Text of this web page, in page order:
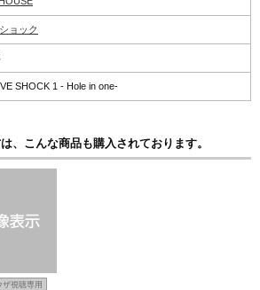
ョック
SHOCK 1 - Hole in one-
、こんな商品も購入されております。
ザ視聴専用